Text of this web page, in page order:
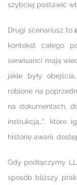
szybciej postawić
Drugi scenariusz to
kontekst całego
serwisanci mają
jakie były
robione na
na dokumentach,
instrukcją…", które
historię awarii,
Gdy podłączymy
sposób bliższy